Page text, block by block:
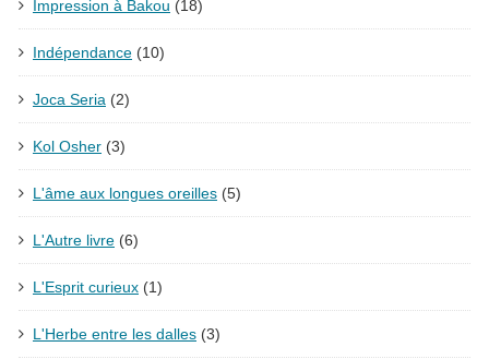
Impression à Bakou (18)
Indépendance (10)
Joca Seria (2)
Kol Osher (3)
L'âme aux longues oreilles (5)
L'Autre livre (6)
L'Esprit curieux (1)
L'Herbe entre les dalles (3)